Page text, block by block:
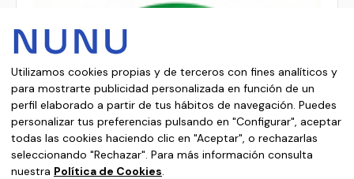
Utilizamos cookies propias y de terceros con fines analíticos y
para mostrarte publicidad personalizada en función de un
perfil elaborado a partir de tus hábitos de navegación. Puedes
personalizar tus preferencias pulsando en "Configurar", aceptar
todas las cookies haciendo clic en "Aceptar", o rechazarlas
seleccionando "Rechazar". Para más información consulta
nuestra Política de Cookies.